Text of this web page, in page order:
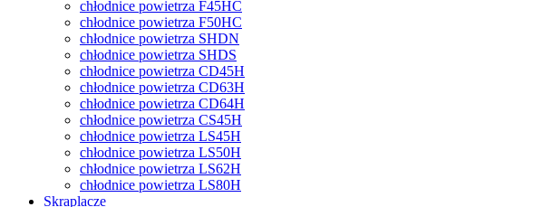
chłodnice powietrza F45HC
chłodnice powietrza F50HC
chłodnice powietrza SHDN
chłodnice powietrza SHDS
chłodnice powietrza CD45H
chłodnice powietrza CD63H
chłodnice powietrza CD64H
chłodnice powietrza CS45H
chłodnice powietrza LS45H
chłodnice powietrza LS50H
chłodnice powietrza LS62H
chłodnice powietrza LS80H
Skraplacze